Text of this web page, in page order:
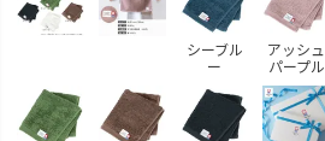
シーブル
ー
アッシュ
パープル